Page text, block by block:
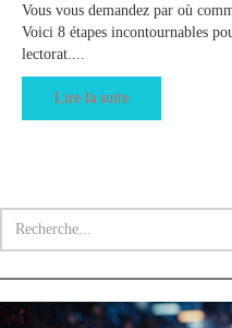
Vous vous demandez par où
Voici 8 étapes incontournables
lectorat....
Lire la suite